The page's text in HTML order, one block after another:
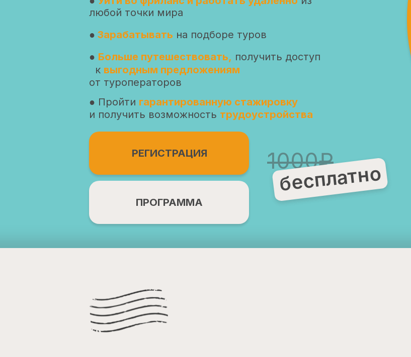
любой точки мира
● Больше путешествовать, получить доступ
к выгодным предложениям
от туроператоров
● Пройти гарантированную стажировку
и получить возможность трудоустройства
● Зарабатывать на подборе туров
РЕГИСТРАЦИЯ 1000₽
бесплатно
ПРОГРАММА